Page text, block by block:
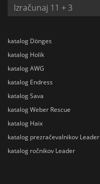
katalog Dönges
katalog Holik
katalog AWG
katalog Endress
katalog Sava
katalog Weber Rescue
katalog Haix
katalog prezračevalnikov Leader
katalog ročnikov Leader